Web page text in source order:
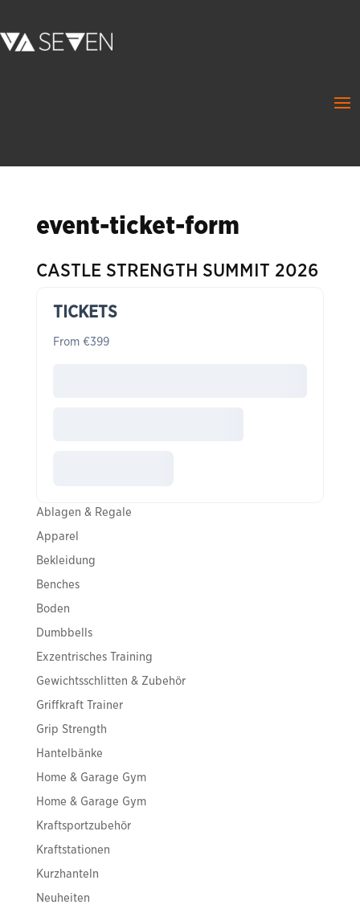
event-ticket-form
CASTLE STRENGTH SUMMIT 2026
TICKETS
From €399
Ablagen & Regale
Apparel
Bekleidung
Benches
Boden
Dumbbells
Exzentrisches Training
Gewichtsschlitten & Zubehör
Griffkraft Trainer
Grip Strength
Hantelbänke
Home & Garage Gym
Home & Garage Gym
Kraftsportzubehör
Kraftstationen
Kurzhanteln
Neuheiten